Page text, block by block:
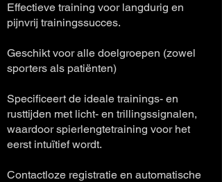
Effectieve training voor langdurig en
pijnvrij trainingssucces.
Geschikt voor alle doelgroepen (zowel
sporters als patiënten)
Specificeert de ideale trainings- en
rusttijden met licht- en trillingssignalen,
waardoor spierlengtetraining voor het
eerst intuïtief wordt.
Contactloze registratie en automatische